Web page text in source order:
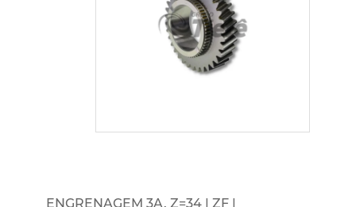
ENGRENAGEM 3A. Z=34 | ZF |